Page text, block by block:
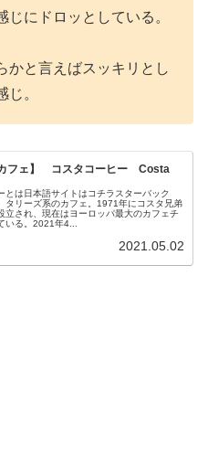
にドロッとしている。
かと言えばスッキリとし
。
フェ】 コスタコーヒー Costa
とは日本語サイトはコチラスターバック
タリーズ系のカフェ。1971年にコスタ兄弟
立され、現在はヨーロッパ最大のカフェチ
いる。2021年4...
2021.05.02